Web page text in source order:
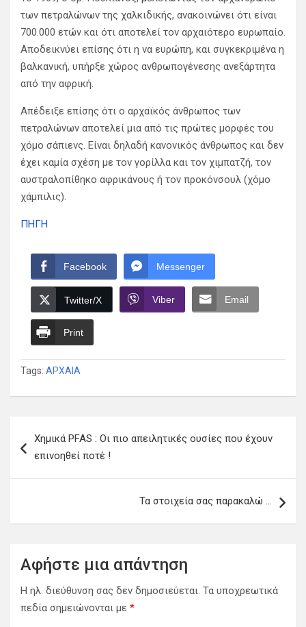
των πετραλώνων της χαλκιδικής, ανακοινώνει ότι είναι
700.000 ετών και ότι αποτελεί τον αρχαιότερο ευρωπαίο.
Αποδεικνύει επίσης ότι η να ευρώπη, και συγκεκριμένα η
βαλκανική, υπήρξε χώρος ανθρωπογένεσης ανεξάρτητα
από την αφρική.
Απέδειξε επίσης ότι ο αρχαϊκός άνθρωπος των
πετραλώνων αποτελεί μια από τις πρώτες μορφές του
χόμο σάπιενς. Είναι δηλαδή κανονικός άνθρωπος και δεν
έχει καμία σχέση με τον γορίλλα και τον χιμπατζή, τον
αυστραλοπίθηκο αφρικάνους ή τον προκόνσουλ (χόμο
χάμπιλις).
ΠΗΓΗ
Facebook Messenger
Twitter/X Viber Email
Print
Tags: ΑΡΧΑΙΑ
άρθρων
Χημικά PFAS : Οι πιο απειλητικές ουσίες που έχουν
επινοηθεί ποτέ !
Τα στοιχεία σας παρακαλώ …
Αφήστε μια απάντηση
Η ηλ. διεύθυνση σας δεν δημοσιεύεται. Τα υποχρεωτικά
πεδία σημειώνονται με *